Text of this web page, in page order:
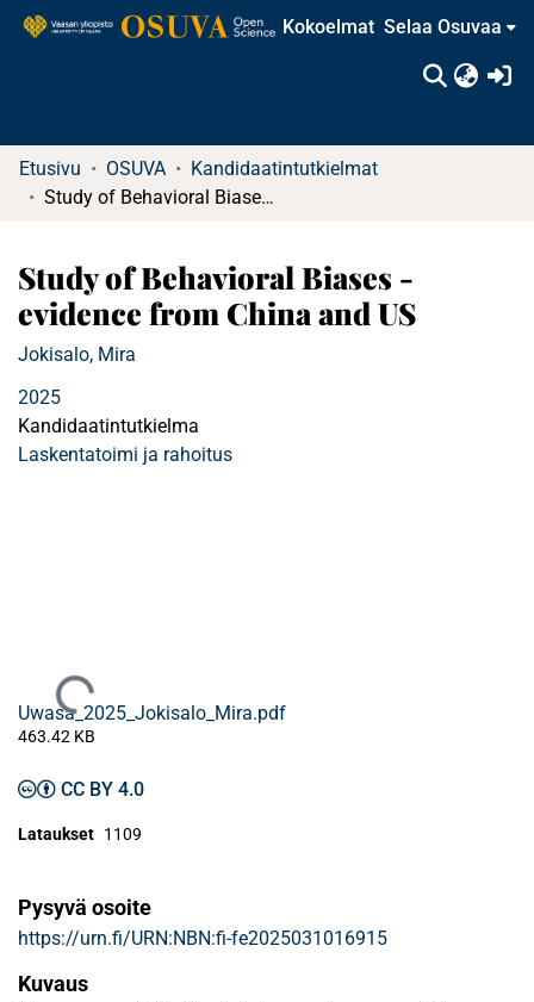
Kokoelmat Selaa Osuvaa
Etusivu OSUVA
Kandidaatintutkielmat
Study of Behavioral Biases - evidence from China and US
Study of Behavioral Biases -
evidence from China and US
Jokisalo, Mira
2025
Kandidaatintutkielma
Laskentatoimi ja rahoitus
Ladataan...
Uwasa_2025_Jokisalo_Mira.pdf
463.42 KB
CC BY 4.0
Lataukset 1109
Pysyvä osoite
https://urn.fi/URN:NBN:fi-fe2025031016915
Kuvaus